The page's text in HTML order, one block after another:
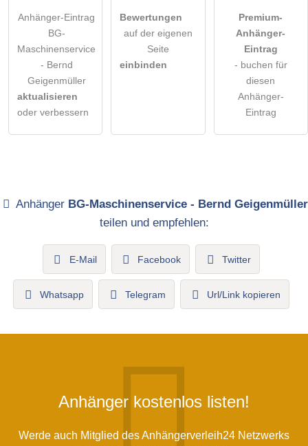
Anhänger-Eintrag
BG-
Maschinenservice
- Bernd
Geigenmüller
aktualisieren
oder verbessern
Bewertungen
auf der eigenen
Seite
einbinden
Premium-
Anhänger-
Eintrag
- buchen für
diesen
Anhänger-
Eintrag
Anhänger BG-Maschinenservice - Bernd Geigenmüller
teilen und empfehlen:
E-Mail Facebook Twitter
Whatsapp Telegram Url/Link kopieren
Anhänger kostenlos listen!
Werde auch Mitglied des Anhängerverleih24 Netzwerks